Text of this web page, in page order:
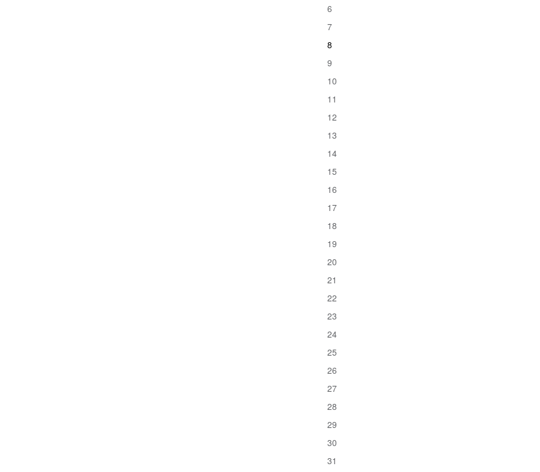
6
7
8
9
10
11
12
13
14
15
16
17
18
19
20
21
22
23
24
25
26
27
28
29
30
31